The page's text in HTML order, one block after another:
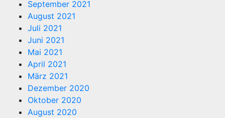
September 2021
August 2021
Juli 2021
Juni 2021
Mai 2021
April 2021
März 2021
Dezember 2020
Oktober 2020
August 2020